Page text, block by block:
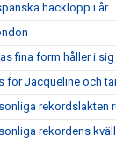
häcklopp i år
fina form håller i sig
för Jacqueline och
rekordslakten
rekordens kväll